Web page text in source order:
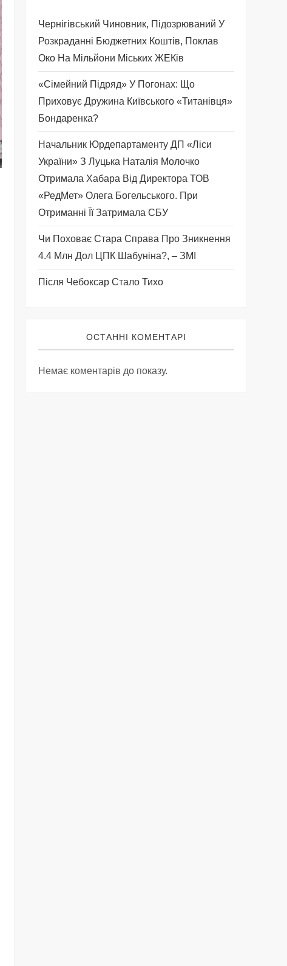
Чернігівський Чиновник, Підозрюваний У
Розкраданні Бюджетних Коштів, Поклав
Око На Мільйони Міських ЖЕКів
«Сімейний Підряд» У Погонах: Що
Приховує Дружина Київського «титанівця»
Бондаренка?
Начальник Юрдепартаменту ДП «Ліси
України» З Луцька Наталія Молочко
Отримала Хабара Від Директора ТОВ
«РедМет» Олега Богельського. При
Отриманні Її Затримала СБУ
Чи Поховає Стара Справа Про Зникнення
4.4 Млн Дол ЦПК Шабуніна?, – ЗМІ
Після Чебоксар Стало Тихо
ОСТАННІ КОМЕНТАРІ
Немає коментарів до показу.